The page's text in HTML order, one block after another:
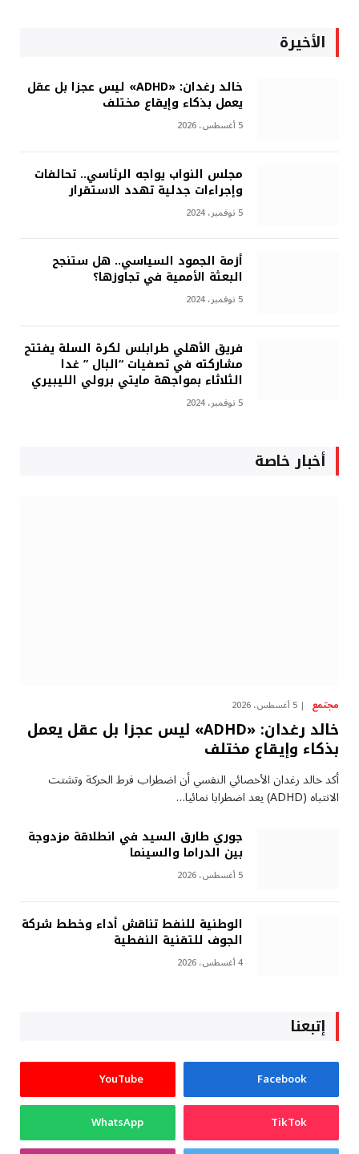
الأخيرة
خالد رغدان: «ADHD» ليس عجزا بل عقل
يعمل بذكاء وإيقاع مختلف
5 أغسطس، 2026
مجلس النواب يواجه الرئاسي.. تحالفات
وإجراءات جدلية تهدد الاستقرار
5 نوفمبر، 2024
أزمة الجمود السياسي.. هل ستنجح
البعثة الأممية في تجاوزها؟
5 نوفمبر، 2024
فريق الأهلي طرابلس لكرة السلة يفتتح
مشاركته في تصفيات “البال ” غدا
الثلاثاء بمواجهة مايتي برولي الليبيري
5 نوفمبر، 2024
أخبار خاصة
مجتمع 5 أغسطس، 2026
خالد رغدان: «ADHD» ليس عجزا بل عقل يعمل
بذكاء وإيقاع مختلف
أكد خالد رغدان الأخصائي النفسي أن اضطراب فرط الحركة وتشتت
الانتباه (ADHD) يعد اضطرابا نمائيا…
جوري طارق السيد في انطلاقة مزدوجة
بين الدراما والسينما
5 أغسطس، 2026
الوطنية للنفط تناقش أداء وخطط شركة
الجوف للتقنية النفطية
4 أغسطس، 2026
إتبعنا
Facebook
YouTube
TikTok
WhatsApp